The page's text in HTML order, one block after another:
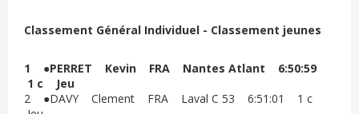
Classement Général Individuel - Classement jeunes
1 ●PERRET Kevin FRA Nantes Atlant 6:50:59
1 c Jeu
2 ●DAVY Clement FRA Laval C 53 6:51:01 1 c